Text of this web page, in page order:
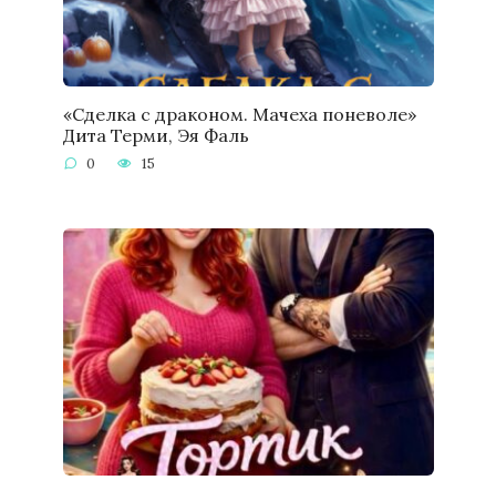
«Сделка с драконом. Мачеха поневоле»
Дита Терми, Эя Фаль
0 15